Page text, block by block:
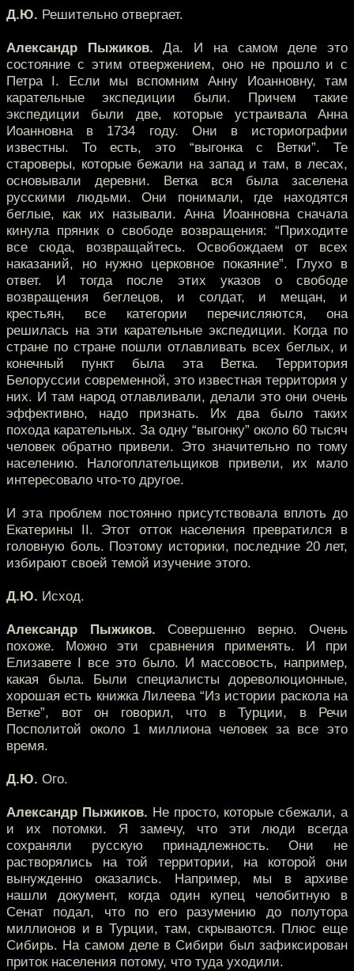
Д.Ю. Решительно отвергает.
Александр Пыжиков. Да. И на самом деле это
состояние с этим отвержением, оно не прошло и с
Петра I. Если мы вспомним Анну Иоанновну, там
карательные экспедиции были. Причем такие
экспедиции были две, которые устраивала Анна
Иоанновна в 1734 году. Они в историографии
известны. То есть, это “выгонка с Ветки”. Те
староверы, которые бежали на запад и там, в лесах,
основывали деревни. Ветка вся была заселена
русскими людьми. Они понимали, где находятся
беглые, как их называли. Анна Иоанновна сначала
кинула пряник о свободе возвращения: “Приходите
все сюда, возвращайтесь. Освобождаем от всех
наказаний, но нужно церковное покаяние”. Глухо в
ответ. И тогда после этих указов о свободе
возвращения беглецов, и солдат, и мещан, и
крестьян, все категории перечисляются, она
решилась на эти карательные экспедиции. Когда по
стране по стране пошли отлавливать всех беглых, и
конечный пункт была эта Ветка. Территория
Белоруссии современной, это известная территория у
них. И там народ отлавливали, делали это они очень
эффективно, надо признать. Их два было таких
похода карательных. За одну “выгонку” около 60 тысяч
человек обратно привели. Это значительно по тому
населению. Налогоплательщиков привели, их мало
интересовало что-то другое.
И эта проблем постоянно присутствовала вплоть до
Екатерины II. Этот отток населения превратился в
головную боль. Поэтому историки, последние 20 лет,
избирают своей темой изучение этого.
Д.Ю. Исход.
Александр Пыжиков. Совершенно верно. Очень
похоже. Можно эти сравнения применять. И при
Елизавете I все это было. И массовость, например,
какая была. Были специалисты дореволюционные,
хорошая есть книжка Лилеева “Из истории раскола на
Ветке”, вот он говорил, что в Турции, в Речи
Посполитой около 1 миллиона человек за все это
время.
Д.Ю. Ого.
Александр Пыжиков. Не просто, которые сбежали, а
и их потомки. Я замечу, что эти люди всегда
сохраняли русскую принадлежность. Они не
растворялись на той территории, на которой они
вынужденно оказались. Например, мы в архиве
нашли документ, когда один купец челобитную в
Сенат подал, что по его разумению до полутора
миллионов и в Турции, там, скрываются. Плюс еще
Сибирь. На самом деле в Сибири был зафиксирован
приток населения потому, что туда уходили.